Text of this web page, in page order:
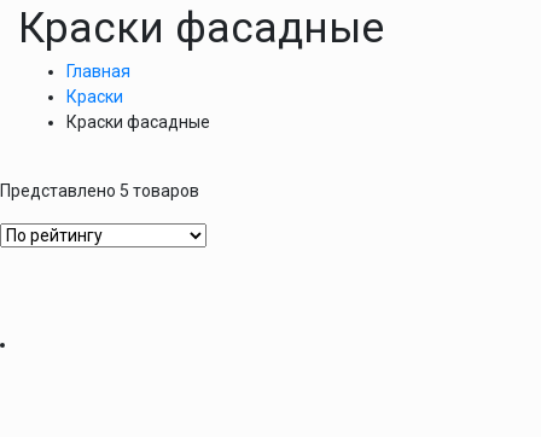
Краски фасадные
Главная
Краски
Краски фасадные
Представлено 5 товаров